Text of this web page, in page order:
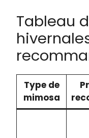
Tableau
Type de
mimosa